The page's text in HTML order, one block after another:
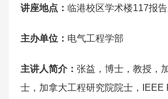
讲座地点： 临港校区学术楼117报
主办单位： 电气工程学部
主讲人简介： 张益，博士，教授，
士，加拿大工程研究院院士，IEEE